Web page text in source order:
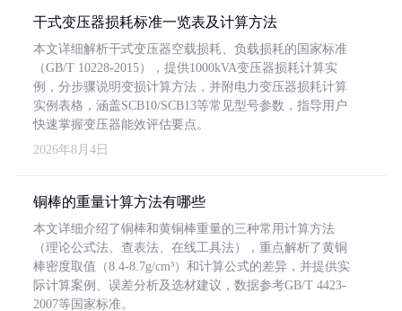
干式变压器损耗标准一览表及计算方法
本文详细解析干式变压器空载损耗、负载损耗的国家标准
（GB/T 10228-2015），提供1000kVA变压器损耗计算实
例，分步骤说明变损计算方法，并附电力变压器损耗计算
实例表格，涵盖SCB10/SCB13等常见型号参数，指导用户
快速掌握变压器能效评估要点。
2026年8月4日
铜棒的重量计算方法有哪些
本文详细介绍了铜棒和黄铜棒重量的三种常用计算方法
（理论公式法、查表法、在线工具法），重点解析了黄铜
棒密度取值（8.4-8.7g/cm³）和计算公式的差异，并提供实
际计算案例、误差分析及选材建议，数据参考GB/T 4423-
2007等国家标准。